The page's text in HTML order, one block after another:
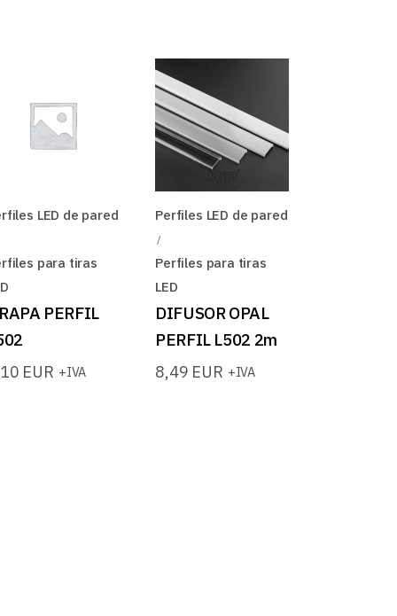
LED de pared
para tiras
PERFIL
EUR +IVA
Perfiles LED de pared
Perfiles para tiras
LED
DIFUSOR OPAL
PERFIL L502 2m
8,49 EUR +IVA